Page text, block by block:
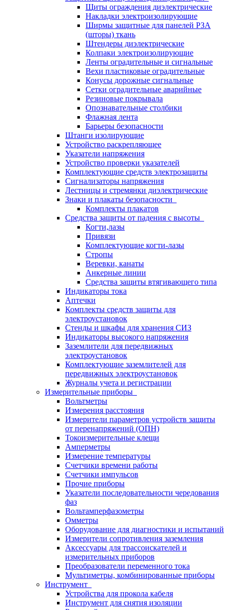
Щиты ограждения диэлектрические
Накладки электроизолирующие
Ширмы защитные для панелей РЗА
(шторы) ткань
Штендеры диэлектрические
Колпаки электроизолирующие
Ленты оградительные и сигнальные
Вехи пластиковые оградительные
Конусы дорожные сигнальные
Сетки оградительные аварийные
Резиновые покрывала
Опознавательные столбики
Флажная лента
Барьеры безопасности
Штанги изолирующие
Устройство раскрепляющее
Указатели напряжения
Устройство проверки указателей
Комплектующие средств электрозащиты
Сигнализаторы напряжения
Лестницы и стремянки диэлектрические
Знаки и плакаты безопасности
Комплекты плакатов
Средства защиты от падения с высоты
Когти,лазы
Привязи
Комплектующие когти-лазы
Стропы
Веревки, канаты
Анкерные линии
Средства защиты втягивающего типа
Индикаторы тока
Аптечки
Комплекты средств защиты для
электроустановок
Стенды и шкафы для хранения СИЗ
Индикаторы высокого напряжения
Заземлители для передвижных
электроустановок
Комплектующие заземлителей для
передвижных электроустановок
Журналы учета и регистрации
Измерительные приборы
Вольтметры
Измерения расстояния
Измерители параметров устройств защиты
от перенапряжений (ОПН)
Токоизмерительные клещи
Амперметры
Измерение температуры
Счетчики времени работы
Счетчики импульсов
Прочие приборы
Указатели последовательности чередования
фаз
Вольтамперфазометры
Омметры
Оборудование для диагностики и испытаний
Измерители сопротивления заземления
Аксессуары для трассоискателей и
измерительных приборов
Преобразователи переменного тока
Мультиметры, комбинированные приборы
Инструмент
Устройства для прокола кабеля
Инструмент для снятия изоляции